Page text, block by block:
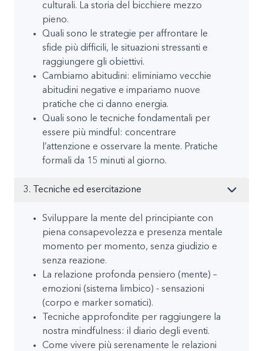
culturali. La storia del bicchiere mezzo
pieno.
Quali sono le strategie per affrontare le
sfide più difficili, le situazioni stressanti e
raggiungere gli obiettivi.
Cambiamo abitudini: eliminiamo vecchie
abitudini negative e impariamo nuove
pratiche che ci danno energia.
Quali sono le tecniche fondamentali per
essere più mindful: concentrare
l’attenzione e osservare la mente. Pratiche
formali da 15 minuti al giorno.
3. Tecniche ed esercitazione
Sviluppare la mente del principiante con
piena consapevolezza e presenza mentale
momento per momento, senza giudizio e
senza reazione.
La relazione profonda pensiero (mente) –
emozioni (sistema limbico) - sensazioni
(corpo e marker somatici).
Tecniche approfondite per raggiungere la
nostra mindfulness: il diario degli eventi.
Come vivere più serenamente le relazioni